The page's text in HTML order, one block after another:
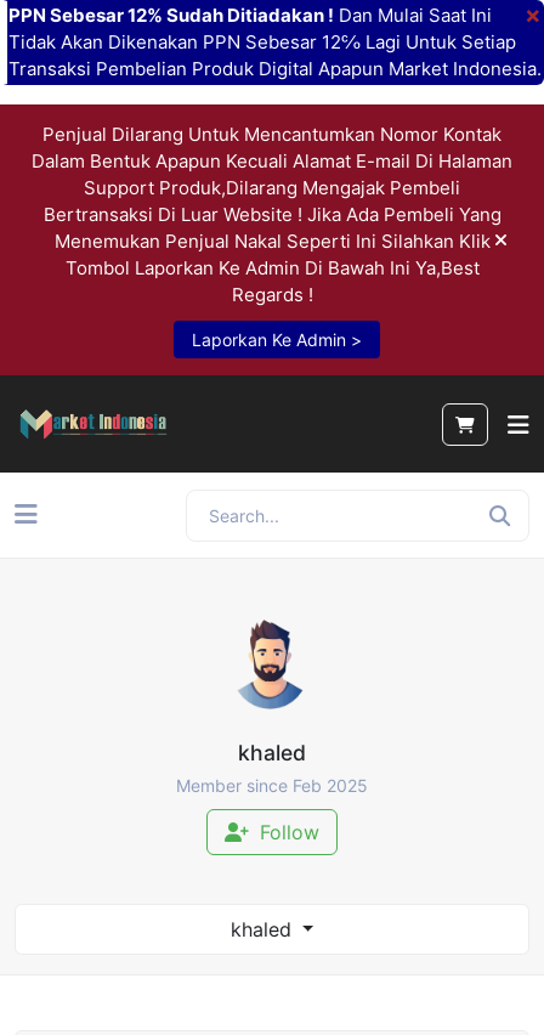
×
PPN Sebesar 12% Sudah Ditiadakan ! Dan Mulai Saat Ini
Tidak Akan Dikenakan PPN Sebesar 12℅ Lagi Untuk Setiap
Transaksi Pembelian Produk Digital Apapun Market Indonesia.
Penjual Dilarang Untuk Mencantumkan Nomor Kontak
Dalam Bentuk Apapun Kecuali Alamat E-mail Di Halaman
Support Produk,Dilarang Mengajak Pembeli
Bertransaksi Di Luar Website ! Jika Ada Pembeli Yang
Menemukan Penjual Nakal Seperti Ini Silahkan Klik
Tombol Laporkan Ke Admin Di Bawah Ini Ya,Best
Regards !
Laporkan Ke Admin >
khaled
Member since Feb 2025
Follow
khaled